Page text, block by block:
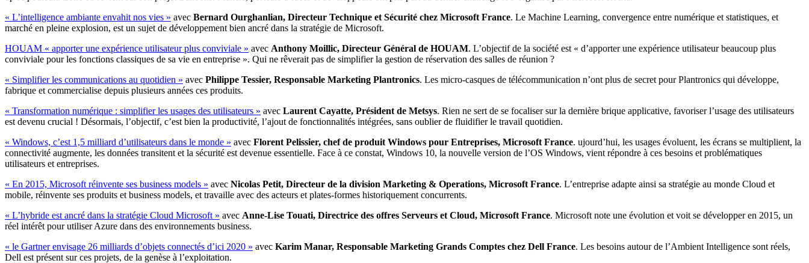
« L’intelligence ambiante envahit nos vies » avec Bernard Ourghanlian, Directeur Technique et Sécurité chez Microsoft France. Le Machine Learning, convergence entre numérique et statistiques, et
marché en pleine explosion, est un sujet de développement bien ancré dans la stratégie de Microsoft.
HOUAM « apporter une expérience utilisateur plus conviviale » avec Anthony Moillic, Directeur Général de HOUAM. L’objectif de la société est « d’apporter une expérience utilisateur beaucoup plus
conviviale pour les fonctions classiques de sa vie en entreprise ». Qui ne rêverait pas de simplifier la gestion de réservation des salles de réunion ?
« Simplifier les communications au quotidien » avec Philippe Tessier, Responsable Marketing Plantronics. Les micro-casques de télécommunication n’ont plus de secret pour Plantronics qui développe,
fabrique et commercialise depuis plusieurs années ces produits.
« Transformation numérique : simplifier les usages des utilisateurs » avec Laurent Cayatte, Président de Metsys. Rien ne sert de se focaliser sur la dernière brique applicative, favoriser l’usage des utilisateurs
est devenu crucial ! Désormais, l’objectif, c’est bien la productivité, l’ajout de fonctionnalités intégrées, sans oublier de fluidifier le travail quotidien.
« Windows, c’est 1,5 milliard d’utilisateurs dans le monde » avec Florent Pelissier, chef de produit Windows pour Entreprises, Microsoft France. ujourd’hui, les usages évoluent, les écrans se multiplient, la
connectivité augmente, les données transitent et la sécurité est devenue essentielle. Face à ce constat, Windows 10, la nouvelle version de l’OS Windows, vient répondre à ces besoins et problématiques
utilisateurs et entreprises.
« En 2015, Microsoft réinvente ses business models » avec Nicolas Petit, Directeur de la division Marketing & Operations, Microsoft France. L’entreprise adapte ainsi sa stratégie au monde Cloud et
mobile, réinvente ses produits et business models, et travaille avec des acteurs et plates-formes historiquement concurrents.
« L’hybride est ancré dans la stratégie Cloud Microsoft » avec Anne-Lise Touati, Directrice des offres Serveurs et Cloud, Microsoft France. Microsoft note une évolution et voit se développer en 2015, un
réel intérêt pour utiliser Azure dans des environnements business.
« le Gartner envisage 26 milliards d’objets connectés d’ici 2020 » avec Karim Manar, Responsable Marketing Grands Comptes chez Dell France. Les besoins autour de l’Ambient Intelligence sont réels,
Dell est présent sur ces projets, de la genèse à l’exploitation.